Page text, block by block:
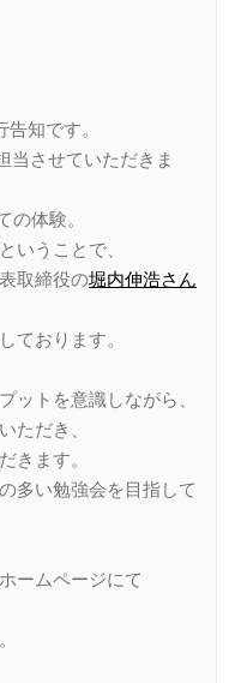
知です。
当させていただきま
の体験。
いうことで、
取締役の堀内伸浩さん
ております。
ットを意識しながら、
ただき、
きます。
多い勉強会を目指して
ームページにて